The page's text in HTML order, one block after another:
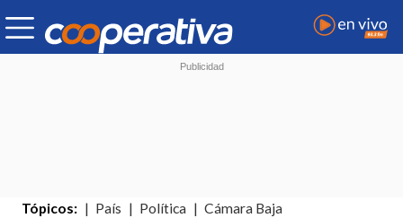
Tópicos: País Política Cámara Baja